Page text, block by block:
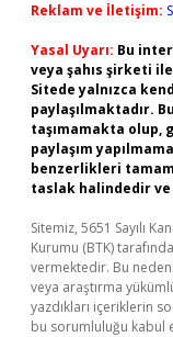
Reklam ve İletişim:
Yasal Uyarı: Bu
veya şahıs şirketi
Sitede yalnızca
paylaşılmaktadır.
taşımamakta olup,
paylaşım
benzerlikleri
taslak halindedir
Sitemiz, 5651 Sayılı
Kurumu (BTK)
vermektedir. Bu
veya araştırma
yazdıkları içeriklerin
bu sorumluluğu kabul